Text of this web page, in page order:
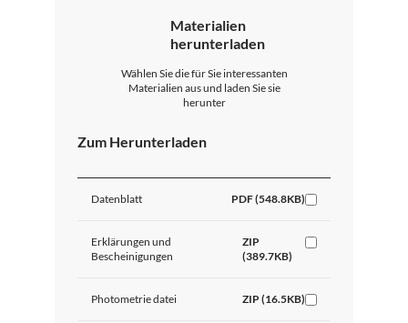
Materialien
herunterladen
Wählen Sie die für Sie interessanten
Materialien aus und laden Sie sie
herunter
Zum Herunterladen
Datenblatt PDF (548.8KB)
Erklärungen und
Bescheinigungen
ZIP
(389.7KB)
Photometrie datei ZIP (16.5KB)